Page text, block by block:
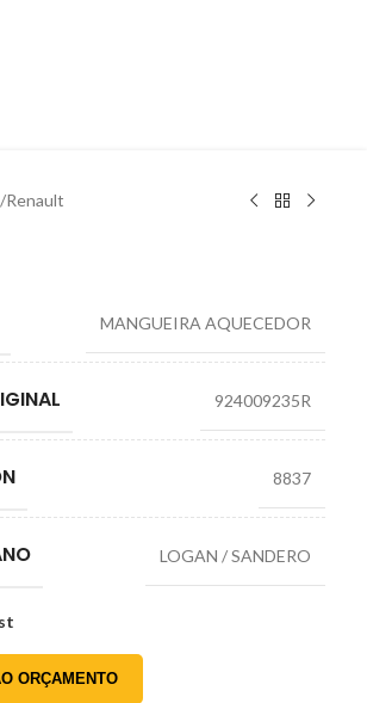
/Renault
MANGUEIRA AQUECEDOR
924009235R
8837
LOGAN / SANDERO
ORÇAMENTO